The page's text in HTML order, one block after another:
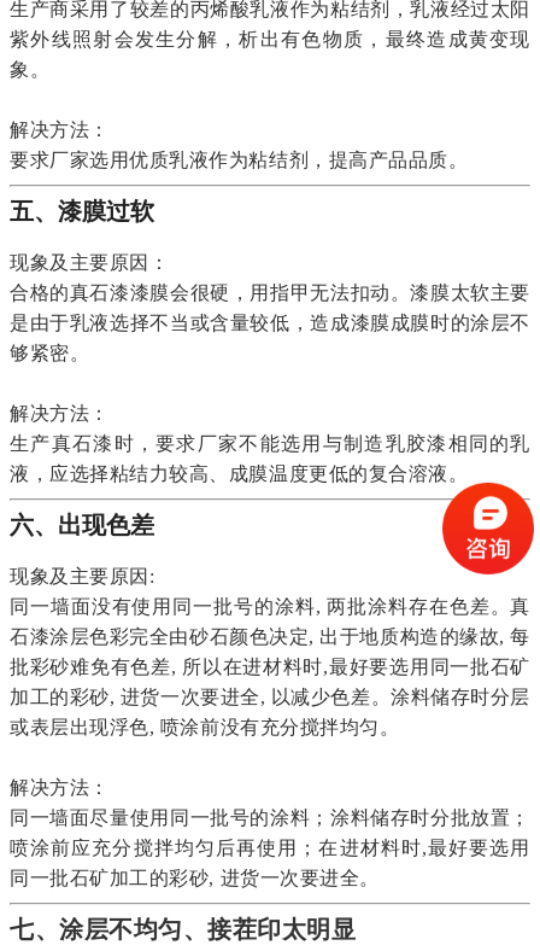
生产商采用了较差的丙烯酸乳液作为粘结剂，乳液经过太阳
紫外线照射会发生分解，析出有色物质，最终造成黄变现
象。
解决方法：
要求厂家选用优质乳液作为粘结剂，提高产品品质。
五、 漆膜过软
现象及主要原因：
合格的真石漆漆膜会很硬，用指甲无法扣动。漆膜太软主要
是由于乳液选择不当或含量较低，造成漆膜成膜时的涂层不
够紧密。
解决方法：
生产真石漆时，要求厂家不能选用与制造乳胶漆相同的乳
液，应选择粘结力较高、成膜温度更低的复合溶液。
六、出现色差
现象及主要原因:
同一墙面没有使用同一批号的涂料, 两批涂料存在色差。真
石漆涂层色彩完全由砂石颜色决定, 出于地质构造的缘故, 每
批彩砂难免有色差, 所以在进材料时,最好要选用同一批石矿
加工的彩砂, 进货一次要进全, 以减少色差。涂料储存时分层
或表层出现浮色, 喷涂前没有充分搅拌均匀。
解决方法：
同一墙面尽量使用同一批号的涂料；涂料储存时分批放置；
喷涂前应充分搅拌均匀后再使用；在进材料时,最好要选用
同一批石矿加工的彩砂, 进货一次要进全。
七、涂层不均匀、接茬印太明显